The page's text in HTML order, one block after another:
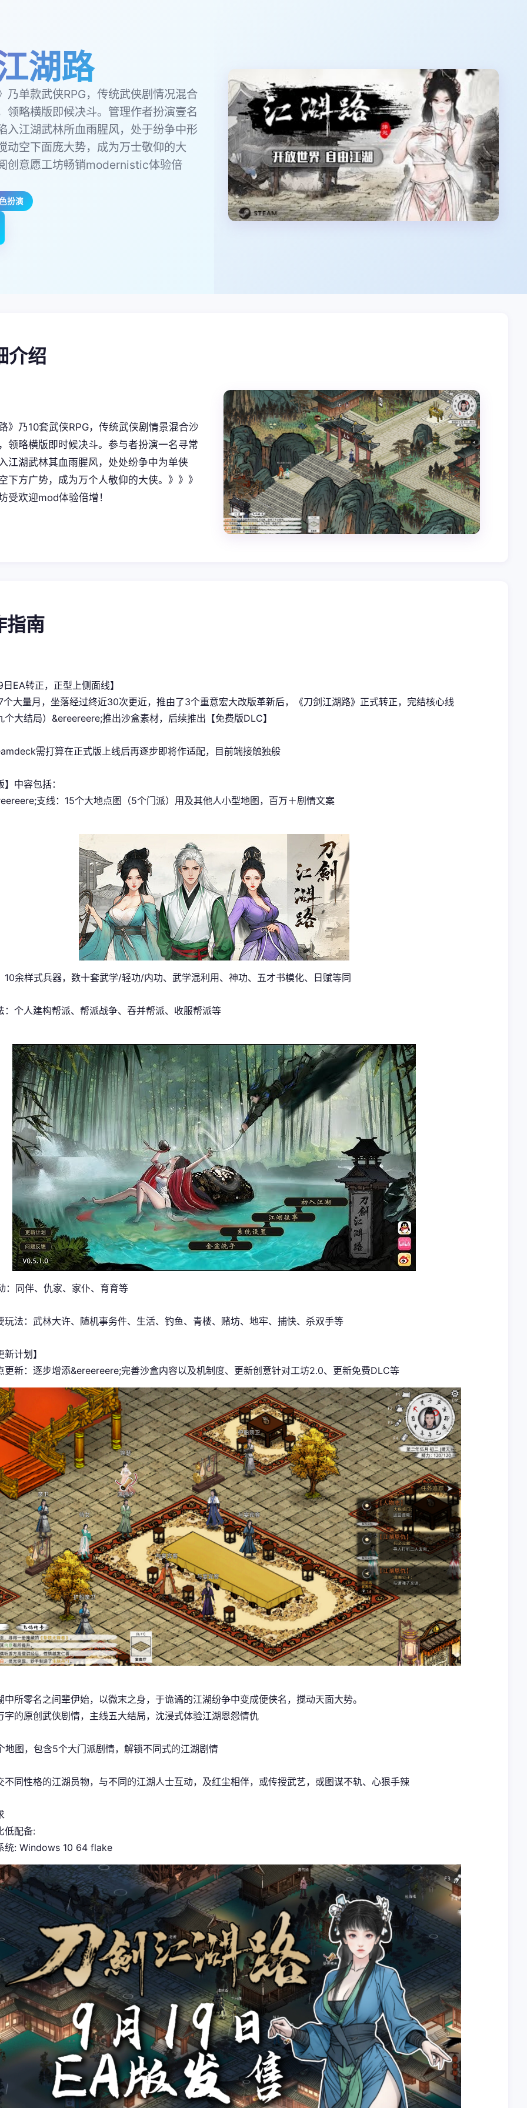
湖路
乃单款武侠RPG，传统武侠剧情况混合
领略横版即候决斗。管理作者扮演壹名
入江湖武林所血雨腥风，处于纷争中形
动空下面庞大势，成为万士敬仰的大
创意愿工坊畅销modernistic体验倍
扮演
介绍
》乃10套武侠RPG，传统武侠剧情景混合沙
领略横版即时候决斗。参与者扮演一名寻常
江湖武林其血雨腥风，处处纷争中为单侠
下方广势，成为万个人敬仰的大侠。》》》
受欢迎mod体验倍增！
指南
EA转正，正型上侧面线】
个大量月，坐落经过终近30次更近，推由了3个重意宏大改版革新后，《刀剑江湖路》正式转正，完结核心线
个大结局）&ereereere;推出沙盒素材，后续推出【免费版DLC】
需打算在正式版上线后再逐步即将作适配，目前端接触独般
中容包括：
支线：15个大地点图（5个门派）用及其他人小型地图，百万＋剧情文案
10余样式兵器，数十套武学/轻功/内功、武学混利用、神功、五才书模化、日赋等同
：个人建构帮派、帮派战争、吞并帮派、收服帮派等
：同伴、仇家、家仆、育育等
玩法：武林大许、随机事务件、生活、钓鱼、青楼、赌坊、地牢、捕快、杀双手等
计划】
更新：逐步增添&ereereere;完善沙盒内容以及机制度、更新创意针对工坊2.0、更新免费DLC等
中所零名之间辈伊始，以微末之身，于诡谲的江湖纷争中变成便侠名，搅动天面大势。
的原创武侠剧情，主线五大结局，沈浸式体验江湖恩怨情仇
图，包含5个大门派剧情，解锁不同式的江湖剧情
同性格的江湖员物，与不同的江湖人士互动，及红尘相伴，或传授武艺，或图谋不轨、心狠手辣
低配备:
统: Windows 10 64 flake